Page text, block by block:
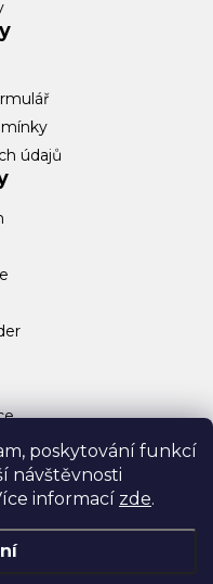
poskytování funkcí
návštěvnosti
informací zde.
údajů